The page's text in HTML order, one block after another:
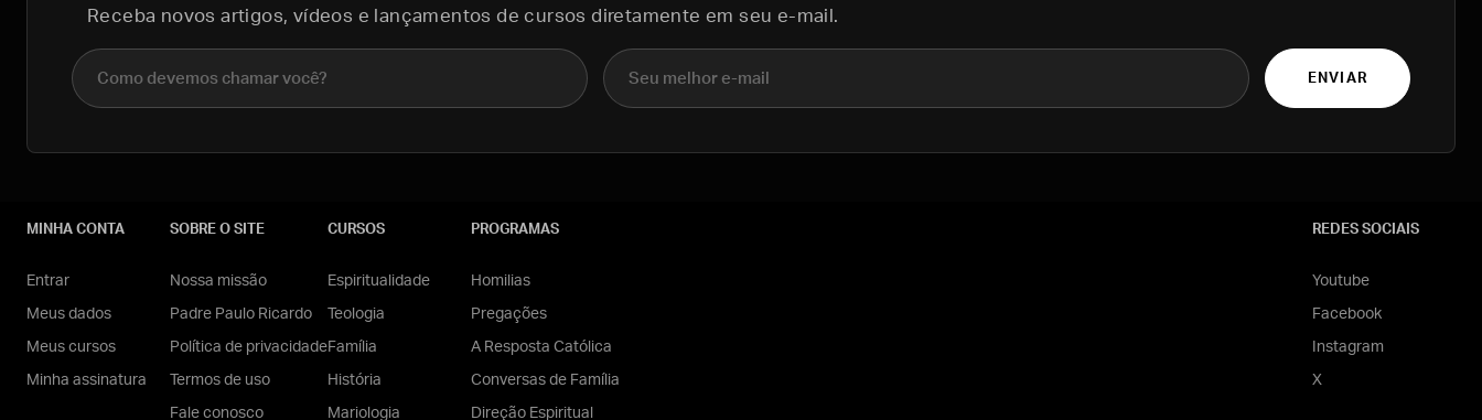
Receba novos artigos, vídeos e lançamentos de cursos diretamente em seu e-mail.
Nome completo E-mail
ENVIAR
MINHA CONTA
Entrar
Meus dados
Meus cursos
Minha assinatura
SOBRE O SITE
Nossa missão
Padre Paulo Ricardo
Política de privacidade
Termos de uso
Fale conosco
CURSOS
Espiritualidade
Teologia
Família
História
Mariologia
PROGRAMAS
Homilias
Pregações
A Resposta Católica
Conversas de Família
Direção Espiritual
REDES SOCIAIS
Youtube
Facebook
Instagram
X